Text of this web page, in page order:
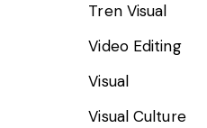
Tren Visual
Video Editing
Visual
Visual Culture